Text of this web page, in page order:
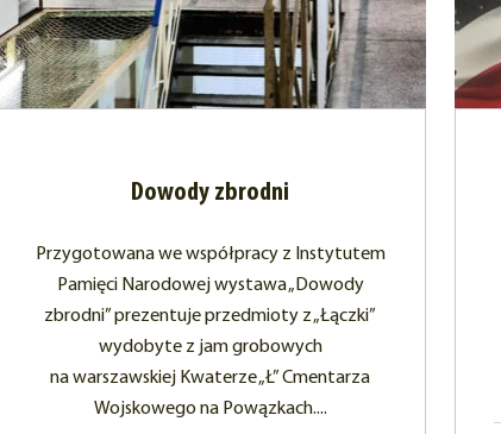
Dowody zbrodni
Przygotowana we współpracy z Instytutem
Pamięci Narodowej wystawa „Dowody
zbrodni” prezentuje przedmioty z „Łączki”
wydobyte z jam grobowych
na warszawskiej Kwaterze „Ł” Cmentarza
Wojskowego na Powązkach....